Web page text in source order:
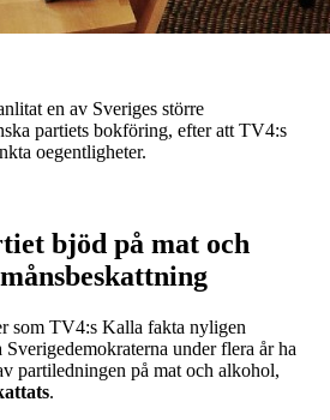
en av Sveriges större
partiets bokföring, efter att TV4:s
oegentligheter.
bjöd på mat och
som TV4:s Kalla fakta nyligen
under flera år ha
partiledningen på mat och alkohol,
.